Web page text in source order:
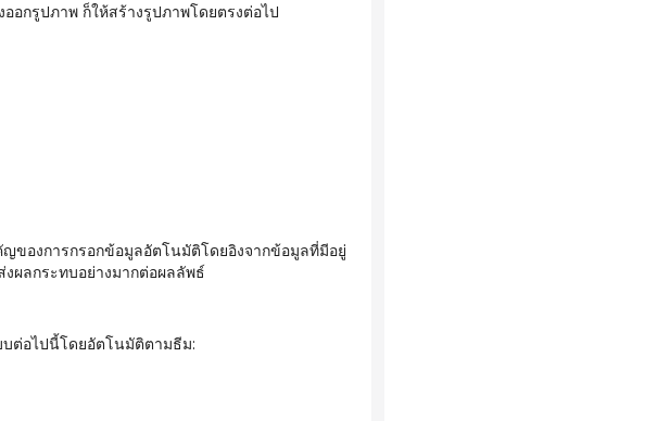
อกรูปภาพ ก็ให้สร้างรูปภาพโดยตรงต่อไป
ผลกระทบอย่างมากต่อผลลัพธ์
บต่อไปนี้โดยอัตโนมัติตามธีม: